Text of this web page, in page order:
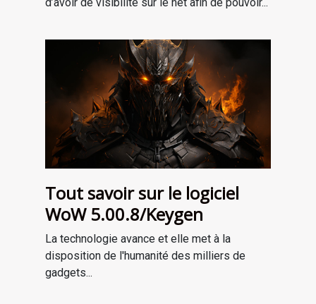
d’avoir de visibilité sur le net afin de pouvoir...
Tout savoir sur le logiciel
WoW 5.00.8/Keygen
La technologie avance et elle met à la
disposition de l'humanité des milliers de
gadgets...